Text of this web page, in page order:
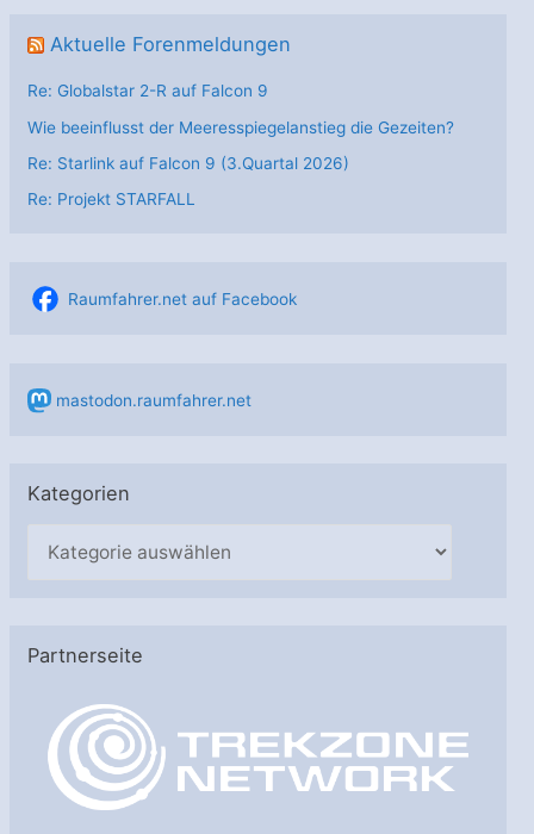
Aktuelle Forenmeldungen
Re: Globalstar 2-R auf Falcon 9
Wie beeinflusst der Meeresspiegelanstieg die Gezeiten?
Re: Starlink auf Falcon 9 (3.Quartal 2026)
Re: Projekt STARFALL
Raumfahrer.net auf Facebook
mastodon.raumfahrer.net
Kategorien
g
Partnerseite